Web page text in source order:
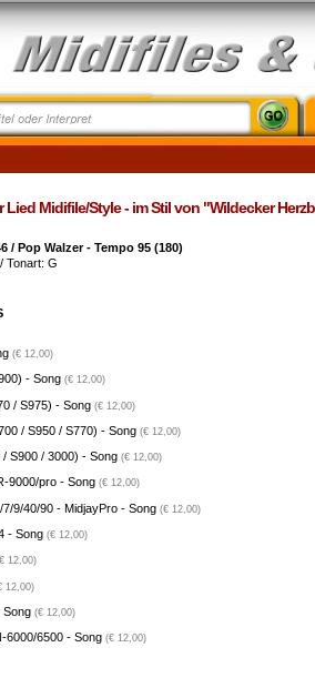
Lied Midifile/Style - im Stil von "Wildecker
/ Pop Walzer - Tempo 95 (180)
Tonart: G
(€ 12,00)
- Song (€ 12,00)
/ S975) - Song (€ 12,00)
/ S950 / S770) - Song (€ 12,00)
S900 / 3000) - Song (€ 12,00)
9000/pro - Song (€ 12,00)
9/40/90 - MidjayPro - Song (€ 12,00)
- Song (€ 12,00)
12,00)
12,00)
Song (€ 12,00)
6000/6500 - Song (€ 12,00)